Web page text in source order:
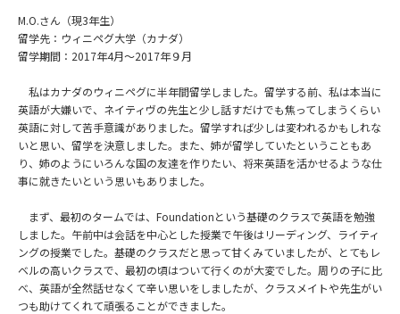
M.O.さん（現3年生）
留学先：ウィニペグ大学（カナダ）
留学期間：2017年4月～2017年９月
私はカナダのウィニペグに半年間留学しました。留学する前、私は本当に
英語が大嫌いで、ネイティヴの先生と少し話すだけでも焦ってしまうくらい
英語に対して苦手意識がありました。留学すれば少しは変われるかもしれな
いと思い、留学を決意しました。また、姉が留学していたということもあ
り、姉のようにいろんな国の友達を作りたい、将来英語を活かせるような仕
事に就きたいという思いもありました。
まず、最初のタームでは、Foundationという基礎のクラスで英語を勉強
しました。午前中は会話を中心とした授業で午後はリーディング、ライティ
ングの授業でした。基礎のクラスだと思って甘くみていましたが、とてもレ
ベルの高いクラスで、最初の頃はついて行くのが大変でした。周りの子に比
べ、英語が全然話せなくて辛い思いをしましたが、クラスメイトや先生がい
つも助けてくれて頑張ることができました。